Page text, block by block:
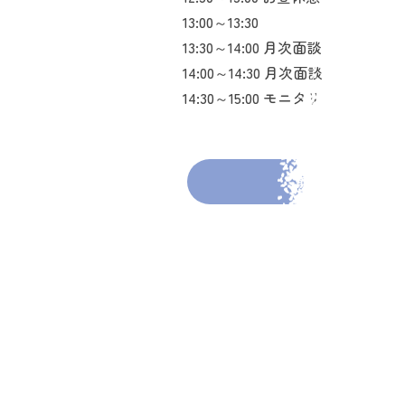
13:00～13:30
13:30～14:00 月次面談
14:00～14:30 月次面談
14:30～15:00 モニタリング
前の投稿へ